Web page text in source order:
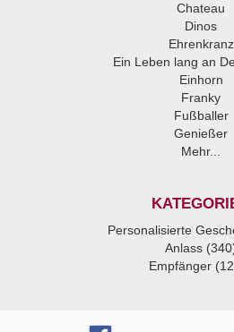
Chateau
Dinos
Ehrenkranz
Ein Leben lang an
Einhorn
Franky
Fußballer
Genießer
Mehr...
Personalisierte
Anlass
Empfänger